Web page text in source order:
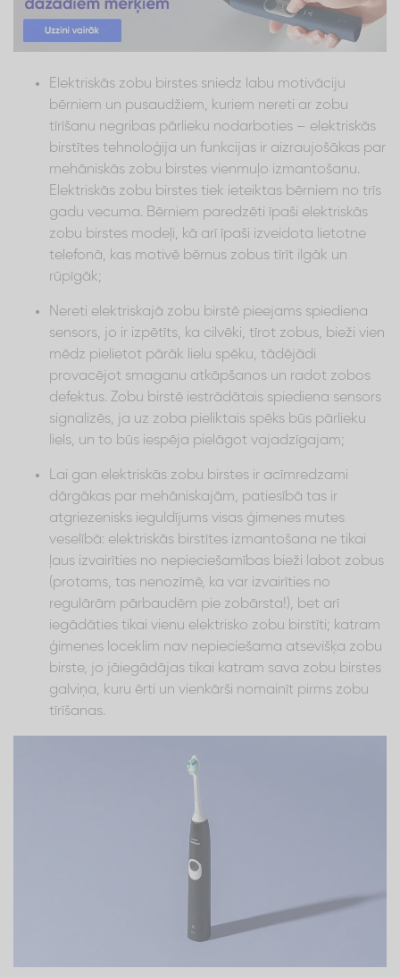
Elektriskās zobu birstes sniedz labu motivāciju
bērniem un pusaudžiem, kuriem nereti ar zobu
tīrīšanu negribas pārlieku nodarboties – elektriskās
birstītes tehnoloģija un funkcijas ir aizraujošākas par
mehāniskās zobu birstes vienmuļo izmantošanu.
Elektriskās zobu birstes tiek ieteiktas bērniem no trīs
gadu vecuma. Bērniem paredzēti īpaši elektriskās
zobu birstes modeļi, kā arī īpaši izveidota lietotne
telefonā, kas motivē bērnus zobus tīrīt ilgāk un
rūpīgāk;
Nereti elektriskajā zobu birstē pieejams spiediena
sensors, jo ir izpētīts, ka cilvēki, tīrot zobus, bieži vien
mēdz pielietot pārāk lielu spēku, tādējādi
provacējot smaganu atkāpšanos un radot zobos
defektus. Zobu birstē iestrādātais spiediena sensors
signalizēs, ja uz zoba pieliktais spēks būs pārlieku
liels, un to būs iespēja pielāgot vajadzīgajam;
Lai gan elektriskās zobu birstes ir acīmredzami
dārgākas par mehāniskajām, patiesībā tas ir
atgriezenisks ieguldījums visas ģimenes mutes
veselībā: elektriskās birstītes izmantošana ne tikai
ļaus izvairīties no nepieciešamības bieži labot zobus
(protams, tas nenozīmē, ka var izvairīties no
regulārām pārbaudēm pie zobārsta!), bet arī
iegādāties tikai vienu elektrisko zobu birstīti; katram
ģimenes loceklim nav nepieciešama atsevišķa zobu
birste, jo jāiegādājas tikai katram sava zobu birstes
galviņa, kuru ērti un vienkārši nomainīt pirms zobu
tīrīšanas.